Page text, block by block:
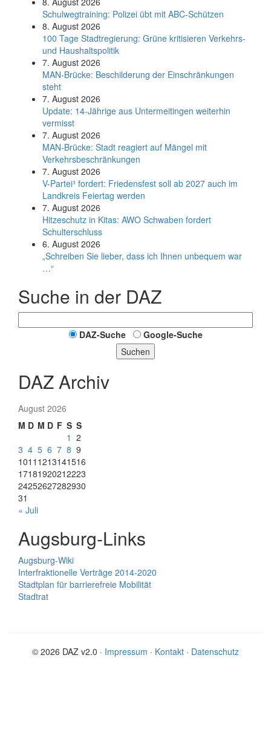
Schul­weg­trai­ning: Poli­zei übt mit ABC-Schüt­zen
8. August 2026
100 Tage Stadtregierung: Grüne kritisieren Verkehrs-
und Haushaltspolitik
7. August 2026
MAN-Brücke: Beschilderung der Einschränkungen
steht
7. August 2026
Update: 14-Jährige aus Untermeitingen weiterhin
vermisst
7. August 2026
MAN-Brücke: Stadt reagiert auf Mängel mit
Verkehrsbeschränkungen
7. August 2026
V-Partei­³ fordert: Friedens­fest soll ab 2027 auch im
Land­kreis Feier­tag werden
7. August 2026
Hitzeschutz in Kitas: AWO Schwaben fordert
Schulterschluss
6. August 2026
„Schreiben Sie lieber, dass ich Ihnen unbequem war
…“
Suche in der DAZ
DAZ-Suche
Google-Suche
Suchen
DAZ Archiv
August 2026
M D M D F S S
1 2
3 4 5 6 7 8 9
1011 1213141516
17181920212223
24252627282930
31
« Juli
Augsburg-Links
Augsburg-Wiki
Interfraktionelle Verträge 2014-2020
Stadtplan für barrierefreie Mobilität
Stadtrat
© 2026 DAZ v2.0 · Impressum · Kontakt · Datenschutz